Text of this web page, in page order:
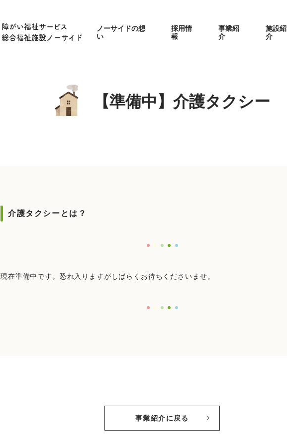
障がい福祉サービス
総合福祉施設ノーサイド
ノーサイドの想
い
採用情
報
事業紹
介
施設紹
介
【準備中】介護タクシー
介護タクシーとは？
現在準備中です。恐れ入りますがしばらくお待ちくださいませ。
事業紹介に戻る